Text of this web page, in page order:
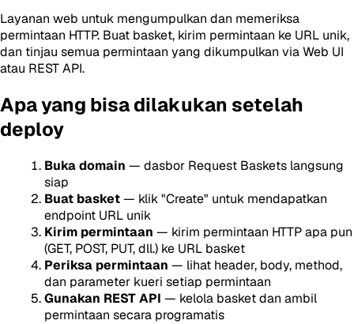
Layanan web untuk mengumpulkan dan memeriksa
permintaan HTTP. Buat basket, kirim permintaan ke URL unik,
dan tinjau semua permintaan yang dikumpulkan via Web UI
atau REST API.
Apa yang bisa dilakukan setelah
deploy
Buka domain — dasbor Request Baskets langsung
siap
Buat basket— klik "Create" untuk mendapatkan
endpoint URL unik
Kirim permintaan — kirim permintaan HTTP apa pun
(GET, POST, PUT, dll.) ke URL basket
Periksa permintaan — lihat header, body, method,
dan parameter kueri setiap permintaan
Gunakan REST API — kelola basket dan ambil
permintaan secara programatis